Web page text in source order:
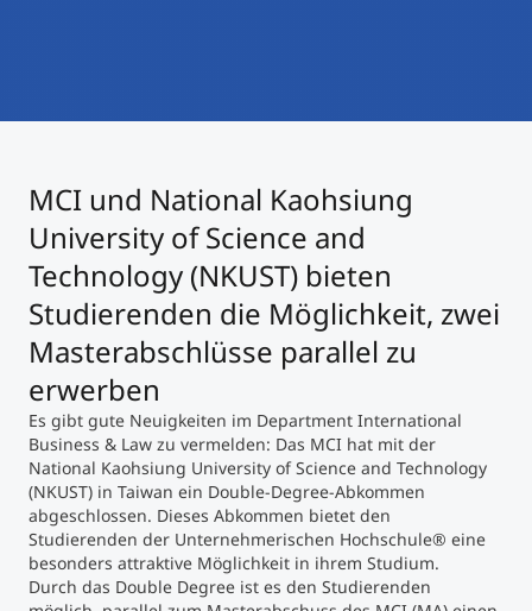
Study Finder Bachelor/Master
Masterclasses
Management-Seminare
Technische Weiterbildung
Maßgeschneiderte Programme
Studienberatung
MCI und National Kaohsiung
University of Science and
Technology (NKUST) bieten
Studierenden die Möglichkeit, zwei
Masterabschlüsse parallel zu
erwerben
Es gibt gute Neuigkeiten im Department International
Business & Law zu vermelden: Das MCI hat mit der
National Kaohsiung University of Science and Technology
(NKUST) in Taiwan ein Double-Degree-Abkommen
abgeschlossen. Dieses Abkommen bietet den
Studierenden der Unternehmerischen Hochschule® eine
besonders attraktive Möglichkeit in ihrem Studium.
Durch das Double Degree ist es den Studierenden